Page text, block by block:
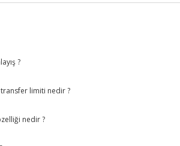
?
transfer limiti nedir ?
nedir ?